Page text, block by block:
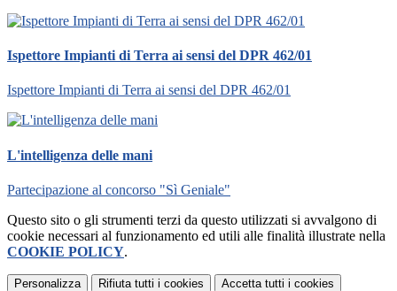
Ispettore Impianti di Terra ai sensi del DPR 462/01
Ispettore Impianti di Terra ai sensi del DPR 462/01
L'intelligenza delle mani
Partecipazione al concorso "Sì Geniale"
Questo sito o gli strumenti terzi da questo utilizzati si avvalgono di
cookie necessari al funzionamento ed utili alle finalità illustrate nella
COOKIE POLICY.
Personalizza Rifiuta tutti i cookies Accetta tutti i cookies